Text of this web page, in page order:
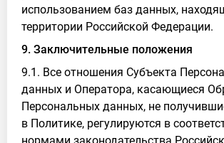
использованием баз данных,
территории Российской Федерации.
9. Заключительные положения
9.1. Все отношения Субъекта
данных и Оператора, касающиеся
Персональных данных, не
в Политике, регулируются в